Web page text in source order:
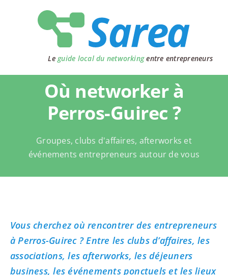
Le guide local du networkingentre entrepreneurs
Où networker à
Perros-Guirec ?
Groupes, clubs d'affaires, afterworks et
événements entrepreneurs autour de vous
Vous cherchez où rencontrer des entrepreneurs
à Perros-Guirec ? Entre les clubs d’affaires, les
associations, les afterworks, les déjeuners
business, les événements ponctuels et les lieux